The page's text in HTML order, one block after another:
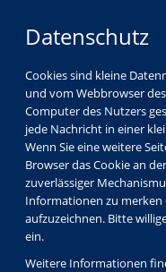
Datenschutz
Cookies sind kleine
und vom Webbrowser
Computer des Nutzers
jede Nachricht in einer
Wenn Sie eine weitere
Browser das Cookie an
zuverlässiger
Informationen zu merken
aufzuzeichnen. Bitte
ein.
Weitere Informationen